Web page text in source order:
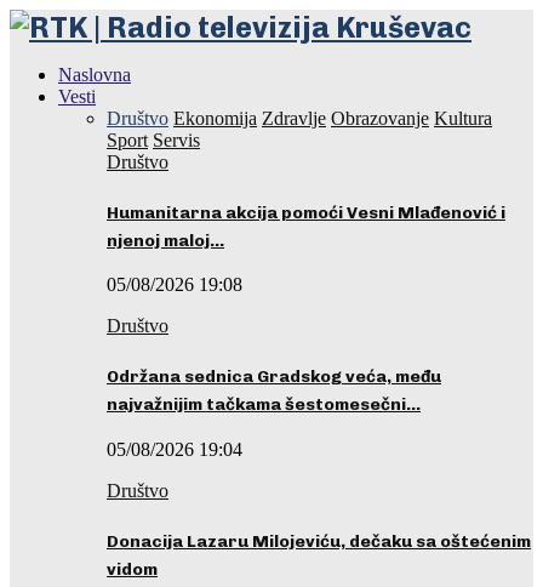
Naslovna
Vesti
Društvo Ekonomija Zdravlje Obrazovanje Kultura
Sport Servis
Društvo
Humanitarna akcija pomoći Vesni Mlađenović i
njenoj maloj…
05/08/2026 19:08
Društvo
Održana sednica Gradskog veća, među
najvažnijim tačkama šestomesečni…
05/08/2026 19:04
Društvo
Donacija Lazaru Milojeviću, dečaku sa oštećenim
vidom